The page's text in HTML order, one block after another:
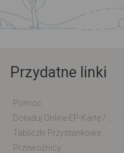
Przydatne linki
Pomoc
Tabliczki Przystankowe
Przewoźnicy